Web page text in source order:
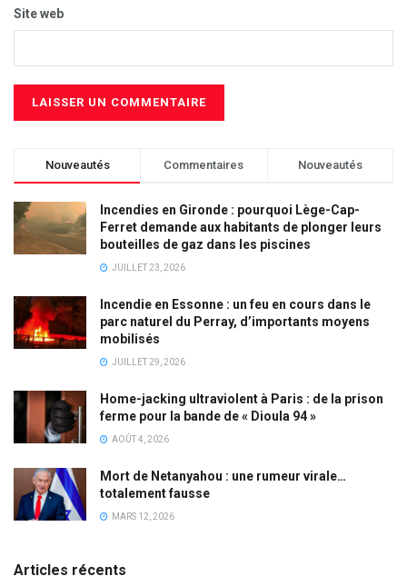
Site web
Nouveautés Commentaires Nouveautés
Incendies en Gironde : pourquoi Lège-Cap-
Ferret demande aux habitants de plonger leurs
bouteilles de gaz dans les piscines
JUILLET 23, 2026
Incendie en Essonne : un feu en cours dans le
parc naturel du Perray, d’importants moyens
mobilisés
JUILLET 29, 2026
Home-jacking ultraviolent à Paris : de la prison
ferme pour la bande de « Dioula 94 »
AOÛT 4, 2026
Mort de Netanyahou : une rumeur virale…
totalement fausse
MARS 12, 2026
Articles récents